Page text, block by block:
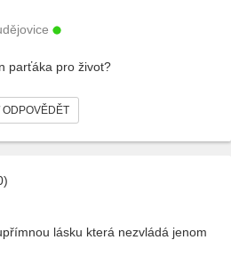
parťáka pro život?
ODPOVĚDĚT
lásku která nezvládá jenom